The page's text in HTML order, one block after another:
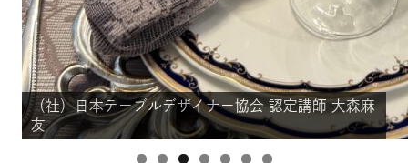
（社）日本テーブルデザイナー協会 認定講師 大森麻
友
（社）日本テーブルデザイナー協会 認定講師 大森麻
友
（社）日本テーブルデザイナー協会 認定講師 大森麻
友
（社）日本テーブルデザイナー協会 認定講師 大森麻
友
（社）日本テーブルデザイナー協会 認定講師 大森麻
友
（社）日本テーブルデザイナー協会 認定講師 大森麻
友
（社）日本テーブルデザイナー協会 認定講師 大森麻
友